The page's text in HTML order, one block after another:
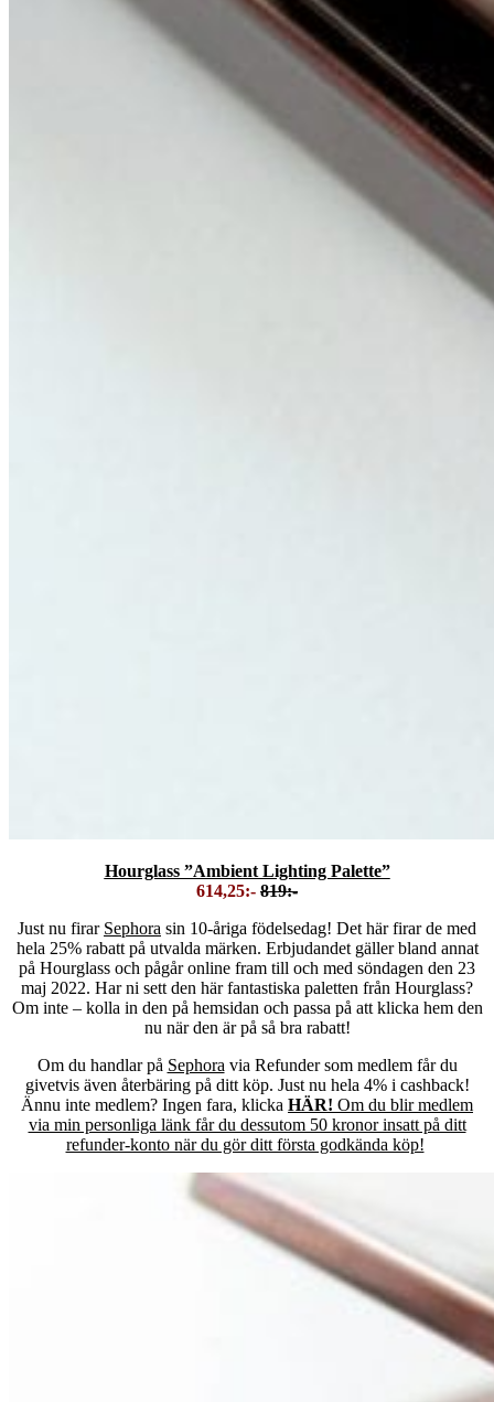
Hourglass ”Ambient Lighting Palette”
614,25:- 819:-
Just nu firar Sephora sin 10-åriga födelsedag! Det här firar de med
hela 25% rabatt på utvalda märken. Erbjudandet gäller bland annat
på Hourglass och pågår online fram till och med söndagen den 23
maj 2022. Har ni sett den här fantastiska paletten från Hourglass?
Om inte – kolla in den på hemsidan och passa på att klicka hem den
nu när den är på så bra rabatt!
Om du handlar på Sephoravia Refunder som medlem får du
givetvis även återbäring på ditt köp. Just nu hela 4% i cashback!
Ännu inte medlem? Ingen fara, klicka HÄR! Om du blir medlem
via min personliga länk får du dessutom 50 kronor insatt på ditt
refunder-konto när du gör ditt första godkända köp!